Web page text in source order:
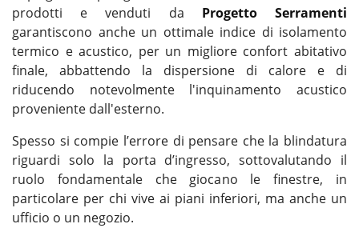
prodotti e venduti da Progetto Serramenti
garantiscono anche un ottimale indice di isolamento
termico e acustico, per un migliore confort abitativo
finale, abbattendo la dispersione di calore e di
riducendo notevolmente l'inquinamento acustico
proveniente dall'esterno.
Spesso si compie l’errore di pensare che la blindatura
riguardi solo la porta d’ingresso, sottovalutando il
ruolo fondamentale che giocano le finestre, in
particolare per chi vive ai piani inferiori, ma anche un
ufficio o un negozio.